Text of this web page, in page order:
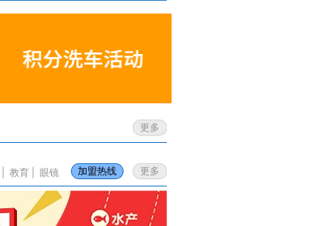
更多
更多
加盟热线
教育 眼镜